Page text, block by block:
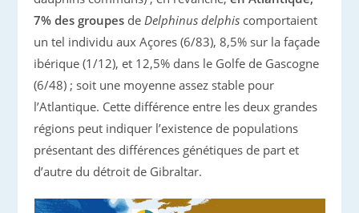
7% des groupes deDelphinus delphis comportaient
un tel individu aux Açores (6/83), 8,5% sur la façade
ibérique (1/12), et 12,5% dans le Golfe de Gascogne
(6/48) ; soit une moyenne assez stable pour
l’Atlantique. Cette différence entre les deux grandes
régions peut indiquer l’existence de populations
présentant des différences génétiques de part et
d’autre du détroit de Gibraltar.